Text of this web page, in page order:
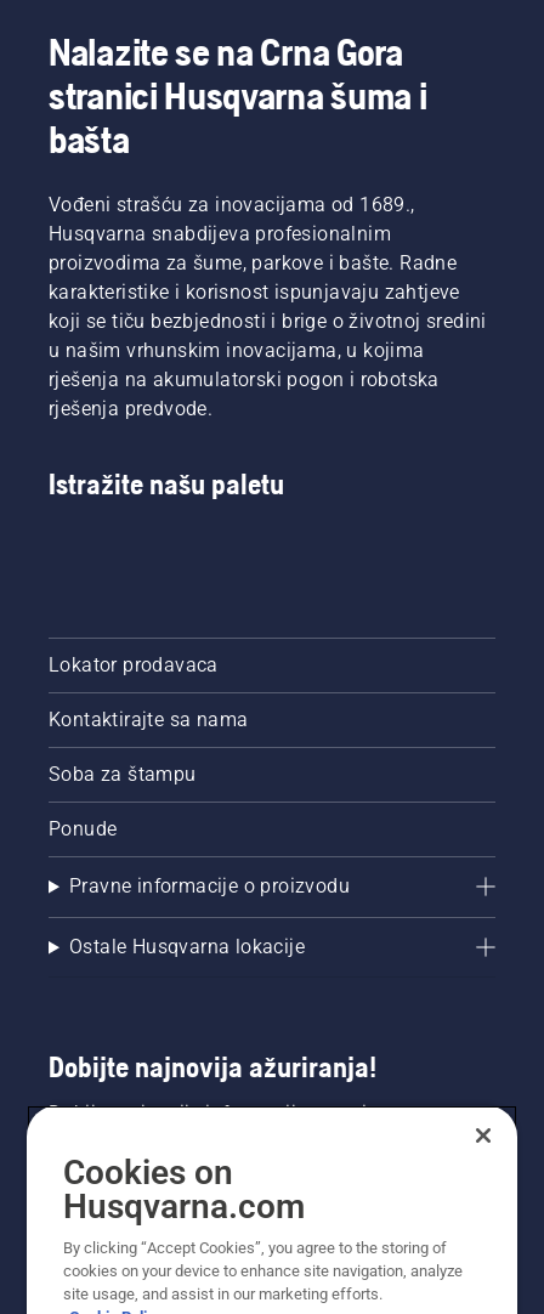
Nalazite se na Crna Gora
stranici Husqvarna šuma i
bašta
Vođeni strašću za inovacijama od 1689.,
Husqvarna snabdijeva profesionalnim
proizvodima za šume, parkove i bašte. Radne
karakteristike i korisnost ispunjavaju zahtjeve
koji se tiču bezbjednosti i brige o životnoj sredini
u našim vrhunskim inovacijama, u kojima
rješenja na akumulatorski pogon i robotska
rješenja predvode.
Istražite našu paletu
Lokator prodavaca
Kontaktirajte sa nama
Soba za štampu
Ponude
Pravne informacije o proizvodu
Ostale Husqvarna lokacije
Dobijte najnovija ažuriranja!
Dobijte najnovije informacije o novim
proizvodima, specijalnim ponudama i još mnogo
toga. Prijavite se na naš bilten ovdje.
Cookies on
Husqvarna.com
By clicking “Accept Cookies”, you agree to the storing of
cookies on your device to enhance site navigation, analyze
site usage, and assist in our marketing efforts.